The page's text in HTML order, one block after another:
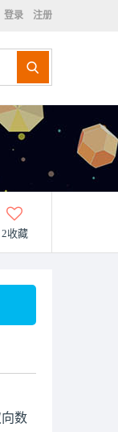
登录 注册
2收藏
数